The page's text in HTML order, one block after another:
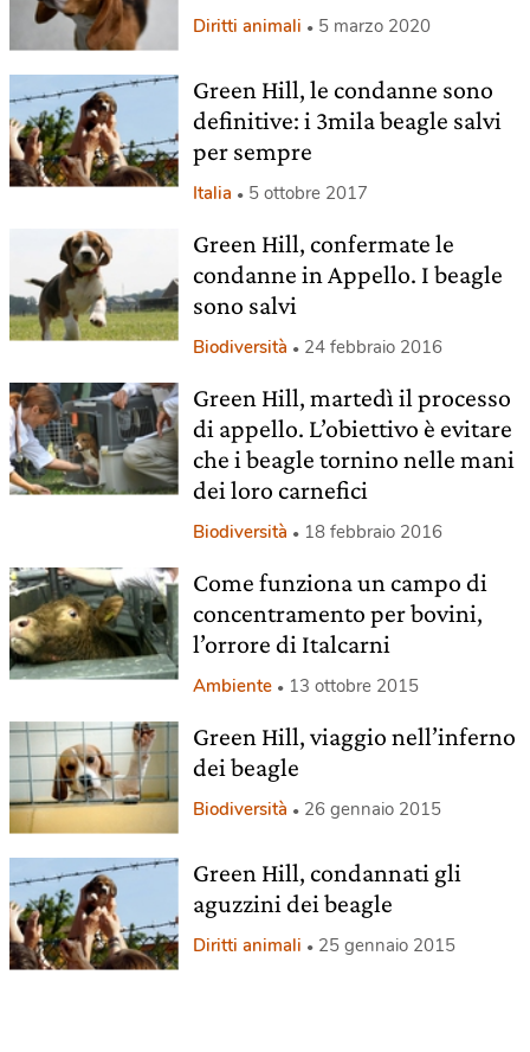
Diritti animali 5 marzo 2020
Green Hill, le condanne sono
definitive: i 3mila beagle salvi
per sempre
Italia 5 ottobre 2017
Green Hill, confermate le
condanne in Appello. I beagle
sono salvi
Biodiversità 24 febbraio 2016
Green Hill, martedì il processo
di appello. L’obiettivo è evitare
che i beagle tornino nelle mani
dei loro carnefici
Biodiversità 18 febbraio 2016
Come funziona un campo di
concentramento per bovini,
l’orrore di Italcarni
Ambiente 13 ottobre 2015
Green Hill, viaggio nell’inferno
dei beagle
Biodiversità 26 gennaio 2015
Green Hill, condannati gli
aguzzini dei beagle
Diritti animali 25 gennaio 2015